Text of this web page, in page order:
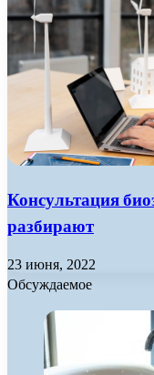
Консультация
разбирают
23 июня, 2022
Обсуждаемое